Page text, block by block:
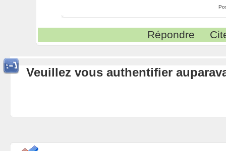
Répondre
Veuillez vous authentifier